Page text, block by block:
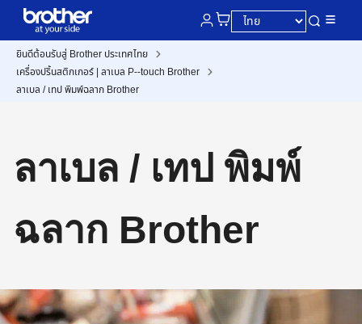
ยินดีต้อนรับสู่ Brother ประเทศไทย
เครื่องปริ้นสติกเกอร์ | ลาเบล P--touch Brother
ลาเบล / เทป พิมพ์ฉลาก Brother
ลาเบล / เทป พิมพ์
ฉลาก Brother